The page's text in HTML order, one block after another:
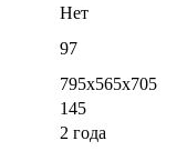
Нет
97
795x565x705
145
2 года